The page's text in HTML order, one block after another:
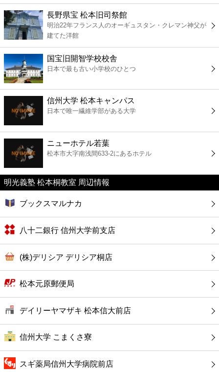
エンタメ
レジャー
書店
ファミレス
カフェ
ショッピング
銀行
公共
病院
ホテル
長野県宝 松本旧司祭館
明治22年フランス人のオーギュスタン・クレマン神父が
建てた洋館
国宝旧開智学校校舎
日本で最も古い小学校のひとつ
信州大学 松本キャンパス
日本で唯一繊維学部がある大学
ニューホテル若葉
松本市大字南浅間633-2にあるホテル
明光義塾 松本桐教室 周辺情報
ブックスマルナカ
八十二銀行 信州大学前支店
(株)デリシア デリシア桐店
松本元原郵便局
デイリーヤマザキ 松本信大前店
信州大学 こまくさ寮
スギ薬局信州大学病院前店